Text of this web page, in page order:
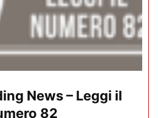
News – Leggi il
82